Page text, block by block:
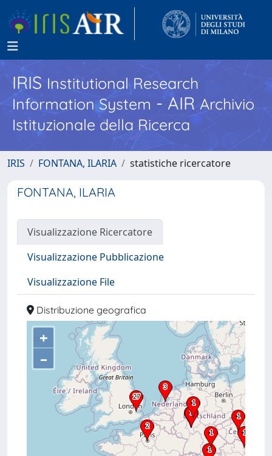
IRISInstitutional Research
Information System - AIR Archivio
Istituzionale della Ricerca
IRIS FONTANA, ILARIA statistiche ricercatore
FONTANA, ILARIA
Visualizzazione Ricercatore
Visualizzazione Pubblicazione
Visualizzazione File
Distribuzione geografica
+
–